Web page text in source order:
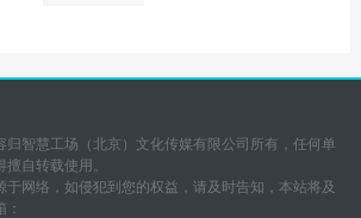
归智慧工场（北京）文化传媒有限公司所有，任何单
自转载使用。
网络，如侵犯到您的权益，请及时告知，本站将及